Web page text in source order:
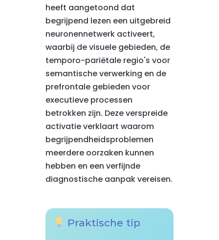
heeft aangetoond dat
begrijpend lezen een uitgebreid
neuronennetwerk activeert,
waarbij de visuele gebieden, de
temporo-pariëtale regio's voor
semantische verwerking en de
prefrontale gebieden voor
executieve processen
betrokken zijn. Deze verspreide
activatie verklaart waarom
begrijpendheidsproblemen
meerdere oorzaken kunnen
hebben en een verfijnde
diagnostische aanpak vereisen.
Praktische tip